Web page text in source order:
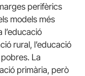
perifèrics
models més
l’educació
rural, l’educació
La
primària, però